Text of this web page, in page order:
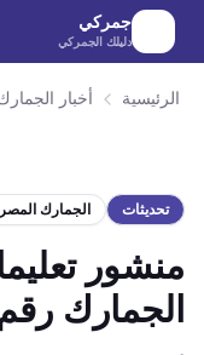
الانتقال إلى المحتوى
جمركي
دليلك الجمركي
الرئيسية أخبار
تحديثات الجمارك
منشور
الجمارك رقم (٤٩) لسنة